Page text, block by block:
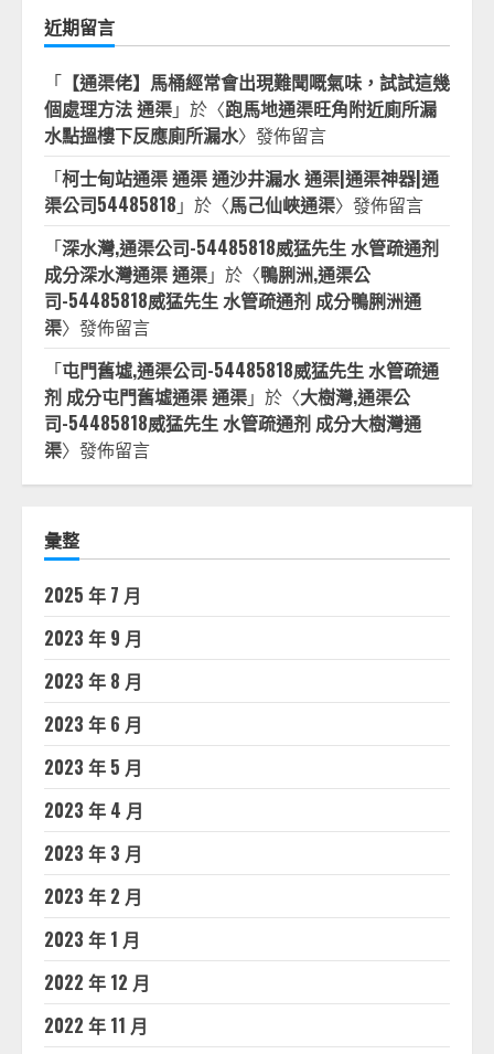
近期留言
「 【通渠佬】馬桶經常會出現難聞嘅氣味，試試這幾
個處理方法 通渠」於〈跑馬地通渠旺角附近廁所漏
水點搵樓下反應廁所漏水〉發佈留言
「柯士甸站通渠 通渠 通沙井漏水 通渠|通渠神器|通
渠公司54485818 」於〈馬己仙峽通渠〉發佈留言
「深水灣,通渠公司-54485818威猛先生 水管疏通剂
成分深水灣通渠 通渠」於〈鴨脷洲,通渠公
司-54485818威猛先生 水管疏通剂 成分鴨脷洲通
渠〉發佈留言
「屯門舊墟,通渠公司-54485818威猛先生 水管疏通
剂 成分屯門舊墟通渠 通渠」於〈大樹灣,通渠公
司-54485818威猛先生 水管疏通剂 成分大樹灣通
渠〉發佈留言
彙整
2025 年 7 月
2023 年 9 月
2023 年 8 月
2023 年 6 月
2023 年 5 月
2023 年 4 月
2023 年 3 月
2023 年 2 月
2023 年 1 月
2022 年 12 月
2022 年 11 月